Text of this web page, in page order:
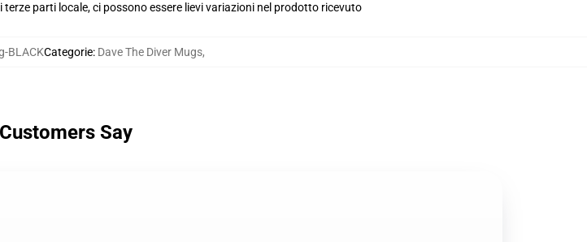
parti locale, ci possono essere lievi variazioni nel prodotto ricevuto
BLACKCategorie: Dave The Diver Mugs,
Say